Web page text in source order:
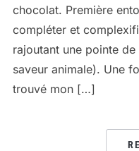
chocolat. Première
compléter et
rajoutant une pointe
saveur animale). Une
trouvé mon […]